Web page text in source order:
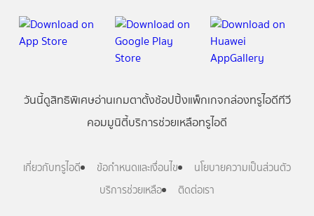
วันนี้ดูสิทธิพิเศษอ่านเกมตาตั้งช้อปปิ้งแพ็กเกจกล่องทรูไอดีทีวี
คอมมูนิตี้บริการช่วยเหลือทรูไอดี
เกี่ยวกับทรูไอดี ข้อกำหนดและเงื่อนไข
นโยบายความเป็นส่วนตัว
บริการช่วยเหลือ
ติดต่อเรา